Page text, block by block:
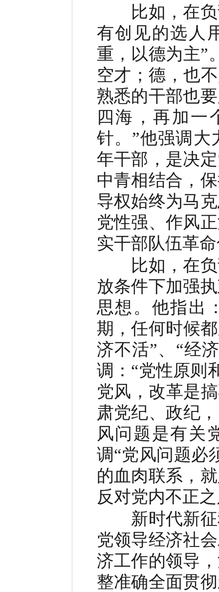
比如，在负
有创见的选人
重，以德为主”
空才；德，也
熟悉的干部也
四海，再加一
针。”他强调大
年干部，是决
中青相结合，
导权始终为马
党性强、作风
实干部队伍革
比如，在负
放条件下加强
思想。他指出
期，任何时候
济不活”、“经
调：“党性原则
党风，改革是
肃党纪、政纪
风问题是有关
调“党风问题必
的血肉联系，
反对党内不正
新时代新征
党领导经济社
济工作的领导
整准确全面贯